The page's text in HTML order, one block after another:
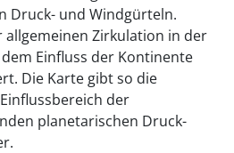
Druck- und Windgürteln.
allgemeinen Zirkulation in der
Einfluss der Kontinente
Die Karte gibt so die
der
planetarischen Druck-